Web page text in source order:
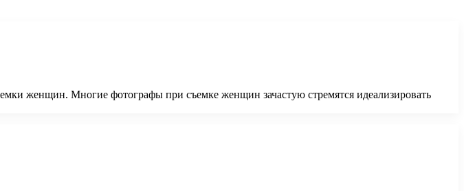
женщин. Многие фотографы при съемке женщин зачастую стремятся идеализировать